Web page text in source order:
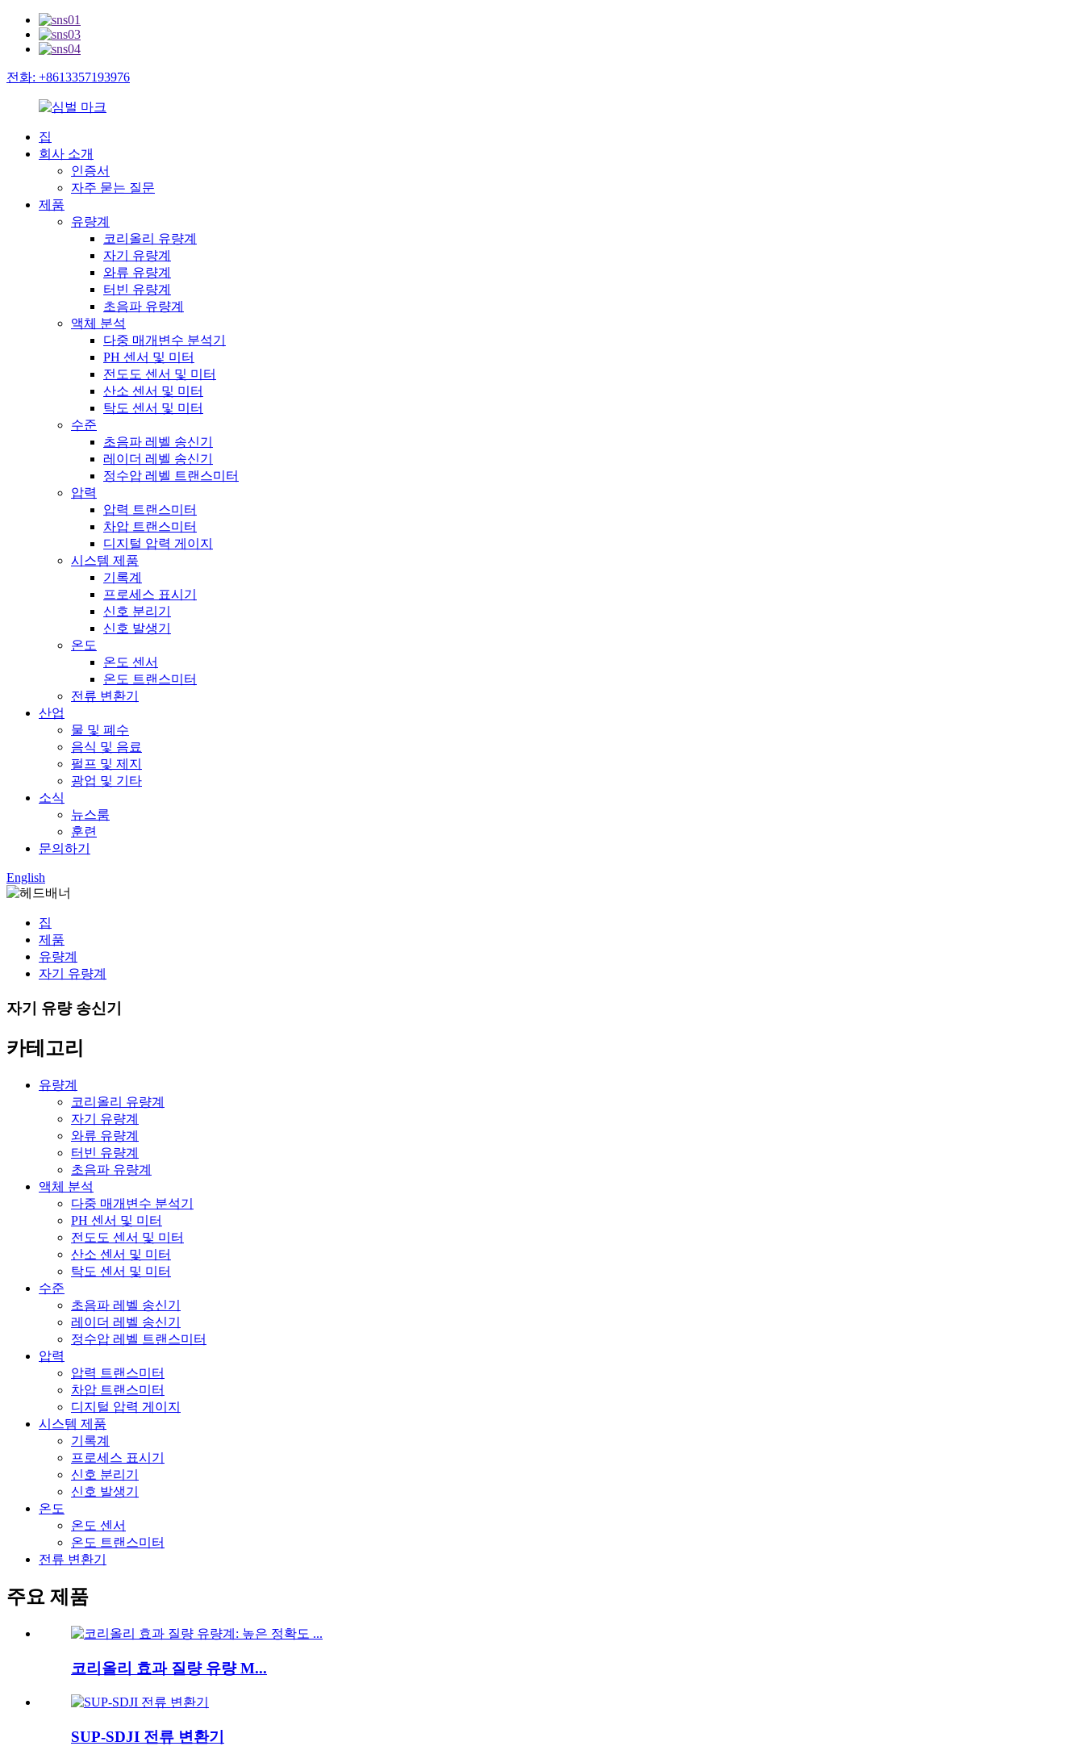
전화: +8613357193976
집
회사 소개
인증서
자주 묻는 질문
제품
유량계
코리올리 유량계
자기 유량계
와류 유량계
터빈 유량계
초음파 유량계
액체 분석
다중 매개변수 분석기
PH 센서 및 미터
전도도 센서 및 미터
산소 센서 및 미터
탁도 센서 및 미터
수준
초음파 레벨 송신기
레이더 레벨 송신기
정수압 레벨 트랜스미터
압력
압력 트랜스미터
차압 트랜스미터
디지털 압력 게이지
시스템 제품
기록계
프로세스 표시기
신호 분리기
신호 발생기
온도
온도 센서
온도 트랜스미터
전류 변환기
산업
물 및 폐수
음식 및 음료
펄프 및 제지
광업 및 기타
소식
뉴스룸
훈련
문의하기
English
집
제품
유량계
자기 유량계
자기 유량 송신기
카테고리
유량계
코리올리 유량계
자기 유량계
와류 유량계
터빈 유량계
초음파 유량계
액체 분석
다중 매개변수 분석기
PH 센서 및 미터
전도도 센서 및 미터
산소 센서 및 미터
탁도 센서 및 미터
수준
초음파 레벨 송신기
레이더 레벨 송신기
정수압 레벨 트랜스미터
압력
압력 트랜스미터
차압 트랜스미터
디지털 압력 게이지
시스템 제품
기록계
프로세스 표시기
신호 분리기
신호 발생기
온도
온도 센서
온도 트랜스미터
전류 변환기
주요 제품
코리올리 효과 질량 유량 M...
SUP-SDJI 전류 변환기